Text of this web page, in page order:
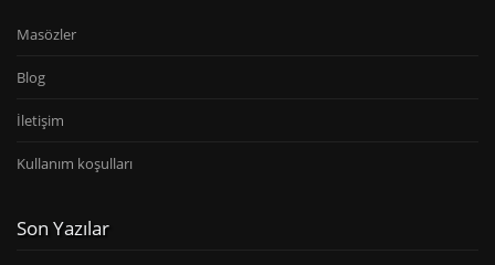
Masözler
Blog
İletişim
Kullanım koşulları
Son Yazılar